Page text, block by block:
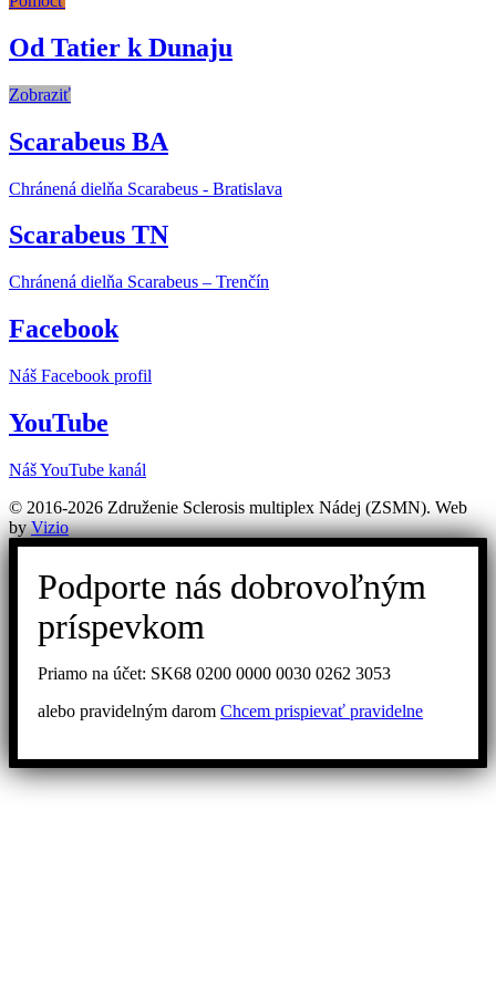
Od Tatier k Dunaju
Zobraziť
Scarabeus BA
Chránená dielňa Scarabeus - Bratislava
Scarabeus TN
Chránená dielňa Scarabeus – Trenčín
Facebook
Náš Facebook profil
YouTube
Náš YouTube kanál
© 2016-2026 Združenie Sclerosis multiplex Nádej (ZSMN). Web
byVizio
Podporte nás dobrovoľným
príspevkom
Priamo na účet: SK68 0200 0000 0030 0262 3053
alebo pravidelným darom Chcem prispievať pravidelne